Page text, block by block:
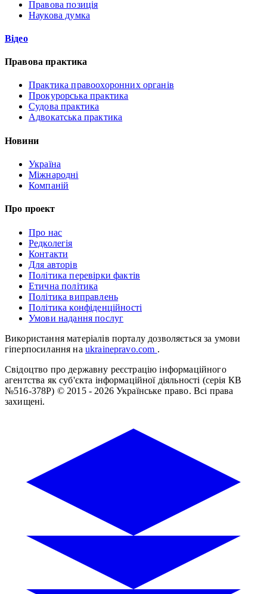
Правова позиція
Наукова думка
Відео
Правова практика
Практика правоохоронних органів
Прокурорська практика
Судова практика
Адвокатська практика
Новини
Україна
Міжнародні
Компаній
Про проект
Про нас
Редколегія
Контакти
Для авторів
Політика перевірки фактів
Етична політика
Політика виправлень
Політика конфіденційності
Умови надання послуг
Використання матеріалів порталу дозволяється за умови
гіперпосилання на ukrainepravo.com .
Свідоцтво про державну реєстрацію інформаційного
агентства як суб'єкта інформаційної діяльності (серія КВ
№516-378Р) © 2015 - 2026 Українське право. Всі права
захищені.